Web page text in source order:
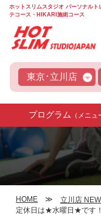
ホットスリムスタジオ パーソナルト
テコース・HIKARI施術コース
東京･立川店
プログラム （メニュ
HOME 立川店
定休日は★水曜日★です！